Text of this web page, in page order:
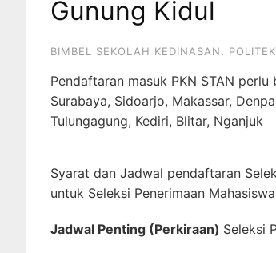
Gunung Kidul
BIMBEL SEKOLAH KEDINASAN
Pendaftaran masuk PKN STAN
Surabaya, Sidoarjo, Makassar,
Tulungagung, Kediri, Blitar, Nganjuk
Syarat dan Jadwal pendaftaran
untuk Seleksi Penerimaan
Jadwal Penting (Perkiraan) Seleksi